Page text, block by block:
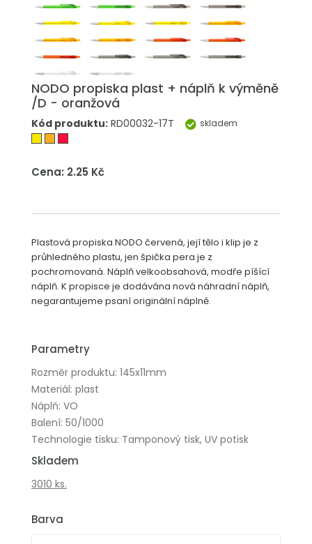
NODO propiska plast + náplň k výměně
/D - oranžová
Kód produktu: RD00032-17T skladem
Cena: 2.25 Kč
Plastová propiska NODO červená, její tělo i klip je z
průhledného plastu, jen špička pera je z
pochromovaná. Náplň velkoobsahová, modře píšící
náplň. K propisce je dodávána nová náhradní náplň,
negarantujeme psaní originální náplně.
Parametry
Rozměr produktu: 145x11mm
Materiál: plast
Náplň: VO
Balení: 50/1000
Technologie tisku: Tamponový tisk, UV potisk
Skladem
3010 ks.
Barva